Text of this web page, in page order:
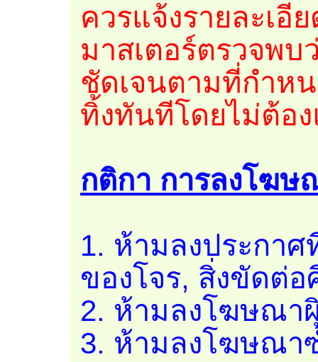
ควรแจ้งรายละเอี
มาสเตอร์ตรวจพบ
ชัดเจนตามที่กำห
ทิ้งทันทีโดยไม่ต้อ
กติกา การลงโฆษ
1. ห้ามลงประกา
ของโจร, สิ่งขัดต่
2. ห้ามลงโฆษณา
3. ห้ามลงโฆษณา